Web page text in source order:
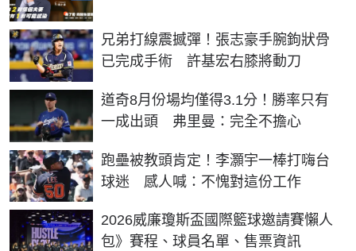
兄弟打線震撼彈！張志豪手腕鉤狀骨
已完成手術 許基宏右膝將動刀
道奇8月份場均僅得3.1分！勝率只有
一成出頭 弗里曼：完全不擔心
跑壘被教頭肯定！李灝宇一棒打嗨台
球迷 感人喊：不愧對這份工作
2026威廉瓊斯盃國際籃球邀請賽懶人
包》賽程、球員名單、售票資訊